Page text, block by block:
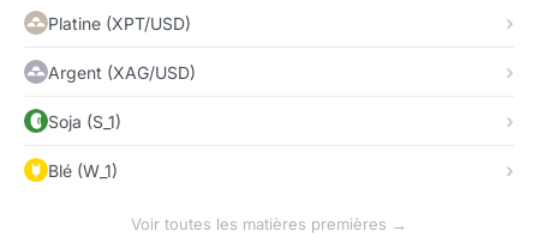
Platine (XPT/USD)
Argent (XAG/USD)
Soja (S_1)
Blé (W_1)
Voir toutes les matières premières →